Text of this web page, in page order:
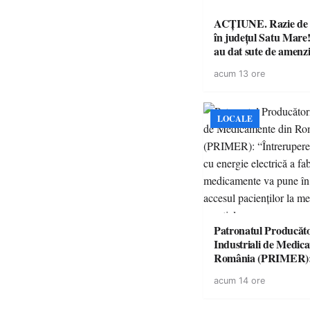
ACȚIUNE. Razie
în județul Satu
au dat sute de
singură zi
acum 13 ore
LOCALE
Patronatul
Industriali de
România
energie electrică a
acum 14 ore